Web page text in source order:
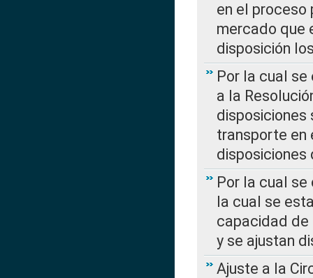
en el
mercado que
disposición
Por la cual se
a la
disposiciones
transporte en
disposiciones
Por la cual se
la cual se
capacidad de
y se ajustan
Ajuste a la